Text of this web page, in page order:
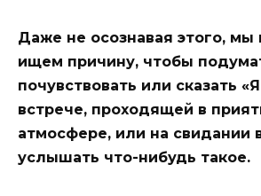
Даже не осознавая этого, мы
ищем причину, чтобы
почувствовать или сказать
встрече, проходящей в
атмосфере, или на свидании
услышать что-нибудь такое.